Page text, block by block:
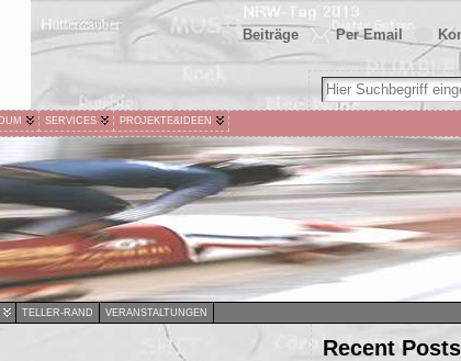
Per Email
Beiträge
SERVICES PROJEKTE&IDEEN
TELLER-RAND VERANSTALTUNGEN
Recent Posts